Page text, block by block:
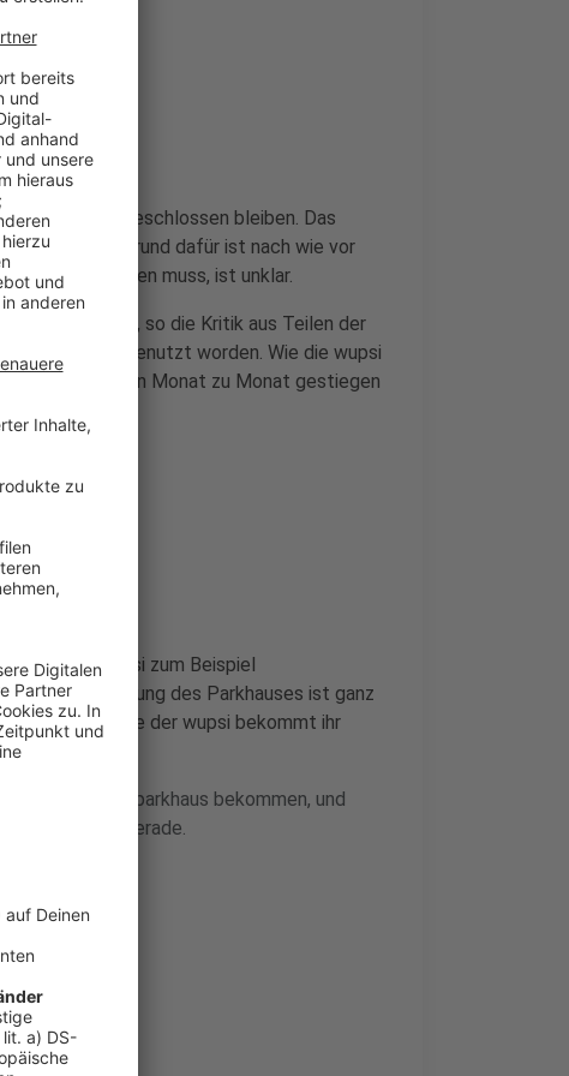
weiterhin geschlossen bleiben. Das
2024. Grund dafür ist nach wie vor
bleiben muss, ist unklar.
großen Erfolg, so die Kritik aus Teilen der
zu selten genutzt worden. Wie die wupsi
2024 von Monat zu Monat gestiegen
plant die wupsi zum Beispiel
Ort. Die Nutzung des Parkhauses ist ganz
der Webseite der wupsi bekommt ihr
Fahrradparkhaus bekommen, und
dafür laufen gerade.